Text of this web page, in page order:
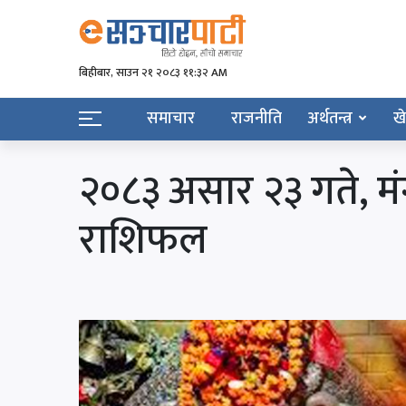
बिहीबार, साउन २१ २०८३ ११:३२ AM
समाचार राजनीति अर्थतन्त्र
२०८३ असार २३ गते,
राशिफल